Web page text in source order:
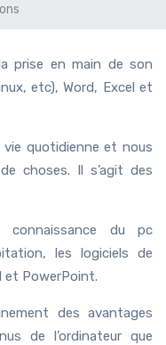
prise en main de son
etc), Word, Excel et
quotidienne et nous
choses. Il s’agit des
du pc
les logiciels de
et PowerPoint.
des avantages
de l’ordinateur que